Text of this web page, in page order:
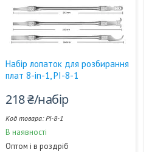
Набір лопаток для розбирання
плат 8-in-1, PI-8-1
218 ₴/набір
PI-8-1
В наявності
Оптом і в роздріб